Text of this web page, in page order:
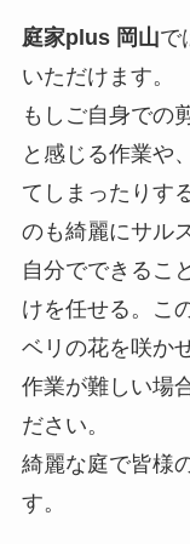
庭家plus 岡山で
いただけます。
もしご自身での
と感じる作業や
てしまったりす
のも綺麗にサル
自分でできるこ
けを任せる。こ
ベリの花を咲か
作業が難しい場
ださい。
綺麗な庭で皆様
す。